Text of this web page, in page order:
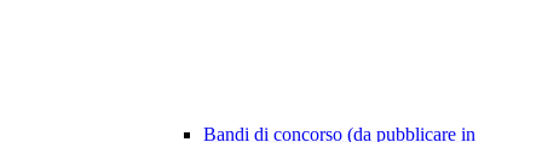
Bandi di concorso (da pubblicare in